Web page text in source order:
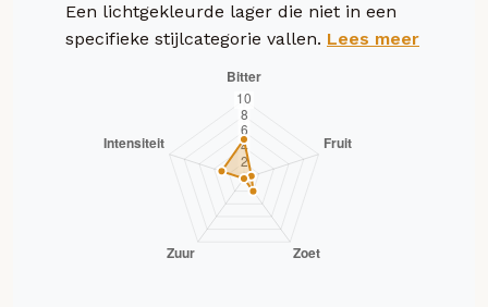
Een lichtgekleurde lager die niet in een
specifieke stijlcategorie vallen. Lees meer